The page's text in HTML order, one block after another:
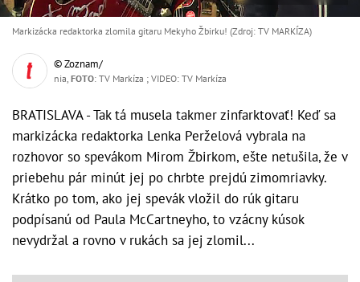
Markizácka redaktorka zlomila gitaru Mekyho Žbirku! (Zdroj: TV MARKÍZA)
© Zoznam/
nia, FOTO: TV Markíza ; VIDEO: TV Markíza
BRATISLAVA - Tak tá musela takmer zinfarktovať! Keď sa
markizácka redaktorka Lenka Perželová vybrala na
rozhovor so spevákom Mirom Žbirkom, ešte netušila, že v
priebehu pár minút jej po chrbte prejdú zimomriavky.
Krátko po tom, ako jej spevák vložil do rúk gitaru
podpísanú od Paula McCartneyho, to vzácny kúsok
nevydržal a rovno v rukách sa jej zlomil...